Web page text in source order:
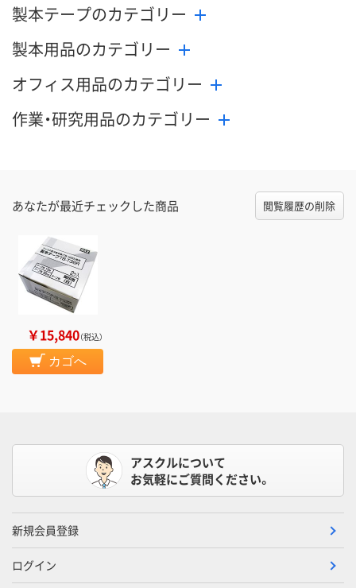
製本テープのカテゴリー
製本用品のカテゴリー
オフィス用品のカテゴリー
作業・研究用品のカテゴリー
あなたが最近チェックした商品 閲覧履歴の削除
￥15,840（税込）
カゴへ
アスクルについて
お気軽にご質問ください。
新規会員登録
ログイン